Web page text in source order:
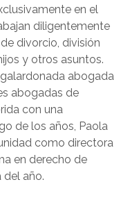
en el
diligentemente
divorcio, división
y otros asuntos.
abogada
abogadas de
con una
de los años, Paola
como directora
en derecho de
del año.